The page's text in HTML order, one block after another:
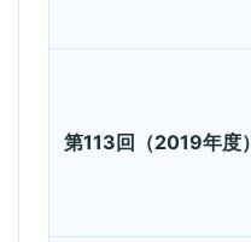
第113回（2019年度）